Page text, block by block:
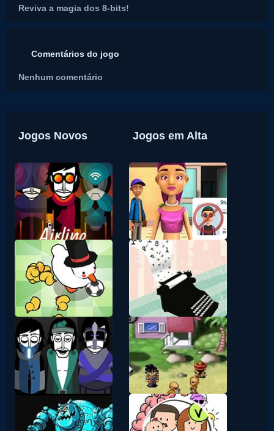
Reviva a magia dos 8-bits!
Comentários do jogo
Nenhum comentário
Jogos Novos Jogos em Alta